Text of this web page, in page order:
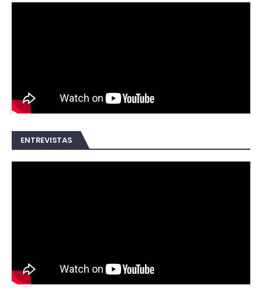
ENTREVISTAS